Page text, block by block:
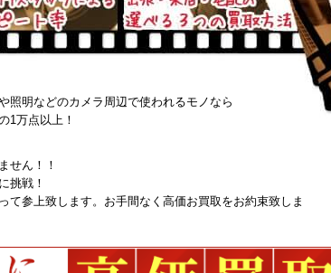
照明などのカメラ周辺で使われるモノなら
1万点以上！
せん！！
挑戦！
て参上致します。お手間なく高価お買取をお約束致しま